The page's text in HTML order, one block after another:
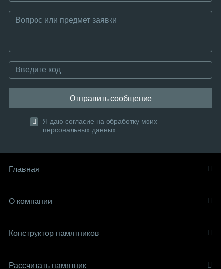
Отправить сообщение
Я даю согласие на обработку моих
персональных данных
Главная
О компании
Конструктор памятников
Рассчитать памятник